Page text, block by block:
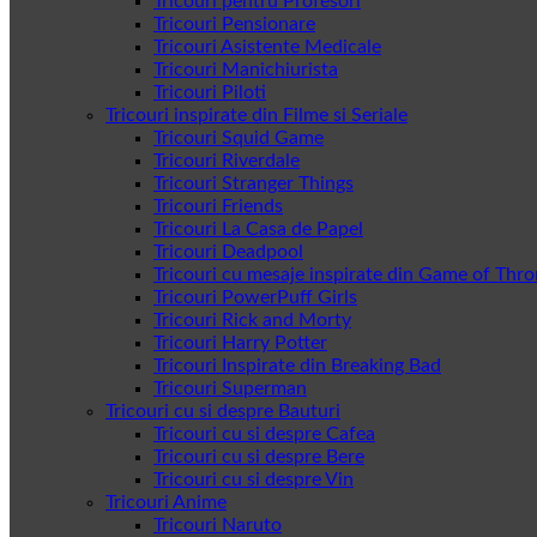
Tricouri Pensionare
Tricouri Asistente Medicale
Tricouri Manichiurista
Tricouri Piloti
Tricouri inspirate din Filme si Seriale
Tricouri Squid Game
Tricouri Riverdale
Tricouri Stranger Things
Tricouri Friends
Tricouri La Casa de Papel
Tricouri Deadpool
Tricouri cu mesaje inspirate din Game of
Tricouri PowerPuff Girls
Tricouri Rick and Morty
Tricouri Harry Potter
Tricouri Inspirate din Breaking Bad
Tricouri Superman
Tricouri cu si despre Bauturi
Tricouri cu si despre Cafea
Tricouri cu si despre Bere
Tricouri cu si despre Vin
Tricouri Anime
Tricouri Naruto